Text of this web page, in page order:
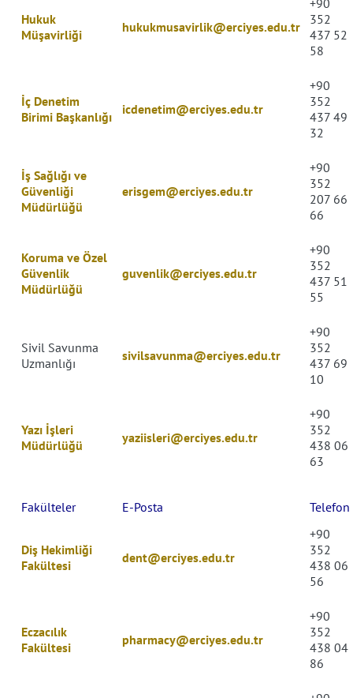
Hukuk
Müşavirliği
hukukmusavirlik@erciyes.edu.tr
+90
352
437 52
58
İç Denetim
Birimi Başkanlığı
icdenetim@erciyes.edu.tr
+90
352
437 49
32
İş Sağlığı ve
Güvenliği
Müdürlüğü
erisgem@erciyes.edu.tr
+90
352
207 66
66
Koruma ve Özel
Güvenlik
Müdürlüğü
guvenlik@erciyes.edu.tr
+90
352
437 51
55
Sivil Savunma
Uzmanlığı
sivilsavunma@erciyes.edu.tr
+90
352
437 69
10
Yazı İşleri
Müdürlüğü
yaziisleri@erciyes.edu.tr
+90
352
438 06
63
Fakülteler E-Posta Telefon
Diş Hekimliği
Fakültesi
dent@erciyes.edu.tr
+90
352
438 06
56
Eczacılık
Fakültesi
pharmacy@erciyes.edu.tr
+90
352
438 04
86